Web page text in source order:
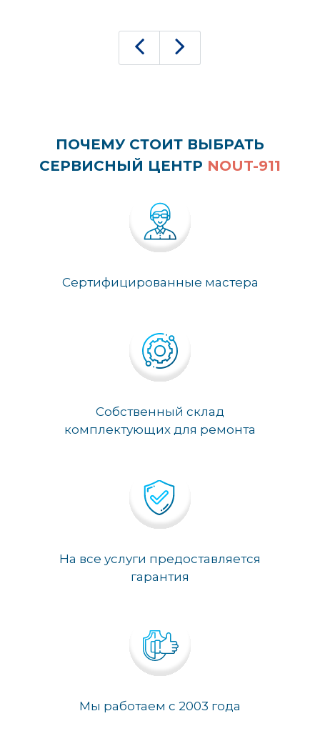
ПОЧЕМУ СТОИТ ВЫБРАТЬ
СЕРВИСНЫЙ ЦЕНТР NOUT-911
Сертифицированные мастера
Собственный склад
комплектующих для ремонта
На все услуги предоставляется
гарантия
Мы работаем с 2003 года